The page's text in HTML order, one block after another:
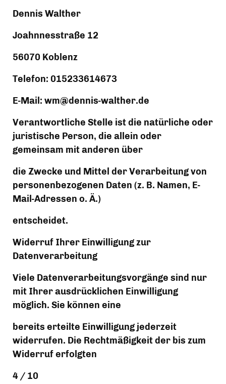
Dennis Walther
Joahnnesstraße 12
56070 Koblenz
Telefon: 015233614673
E-Mail: wm@dennis-walther.de
Verantwortliche Stelle ist die natürliche oder
juristische Person, die allein oder
gemeinsam mit anderen über
die Zwecke und Mittel der Verarbeitung von
personenbezogenen Daten (z. B. Namen, E-
Mail-Adressen o. Ä.)
entscheidet.
Widerruf Ihrer Einwilligung zur
Datenverarbeitung
Viele Datenverarbeitungsvorgänge sind nur
mit Ihrer ausdrücklichen Einwilligung
möglich. Sie können eine
bereits erteilte Einwilligung jederzeit
widerrufen. Die Rechtmäßigkeit der bis zum
Widerruf erfolgten
4 / 10